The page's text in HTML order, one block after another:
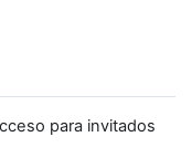
para invitados